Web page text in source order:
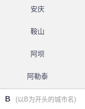
安庆
鞍山
阿坝
阿勒泰
B (以B为开头的城市名)